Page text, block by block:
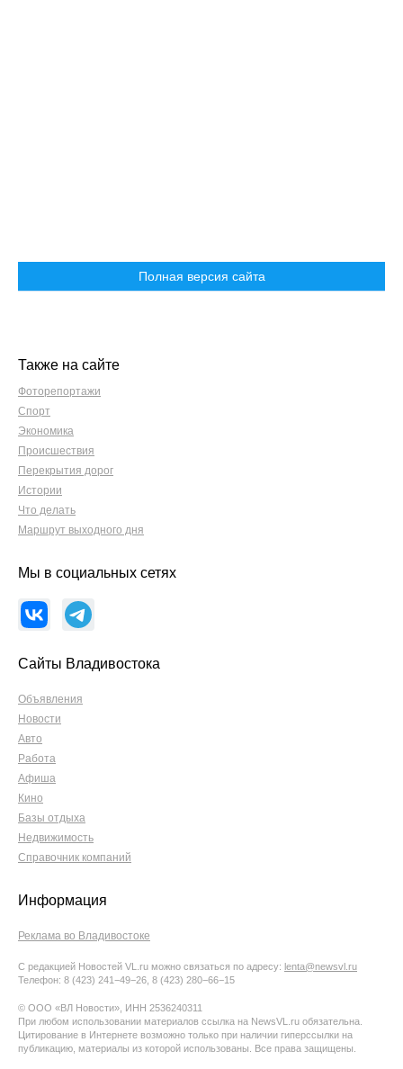
Полная версия сайта
Также на сайте
Фоторепортажи
Спорт
Экономика
Происшествия
Перекрытия дорог
Истории
Что делать
Маршрут выходного дня
Мы в социальных сетях
Сайты Владивостока
Объявления
Новости
Авто
Работа
Афиша
Кино
Базы отдыха
Недвижимость
Справочник компаний
Информация
Реклама во Владивостоке
С редакцией Новостей VL.ru можно связаться по адресу: lenta@newsvl.ru
Телефон: 8 (423) 241−49−26, 8 (423) 280−66−15
© ООО «ВЛ Новости», ИНН 2536240311
При любом использовании материалов ссылка на NewsVL.ru обязательна.
Цитирование в Интернете возможно только при наличии гиперссылки на
публикацию, материалы из которой использованы. Все права защищены.